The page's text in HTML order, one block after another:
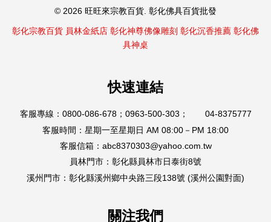
© 2026 旺旺來宗教百貨. 彰化佛具百貨批發
彰化宗教百貨 員林金紙店 彰化神尊佛像雕刻 彰化沉香推薦 彰化佛
具神桌
快速連結
客服專線：0800-086-678；0963-500-303； 04-8375777
客服時間：星期一至星期日 AM 08:00－PM 18:00
客服信箱：abc8370303@yahoo.com.tw
員林門市：彰化縣員林市日泰街8號
溪州門市：彰化縣溪州鄉中央路三段138號 (溪州公園對面)
關注我們